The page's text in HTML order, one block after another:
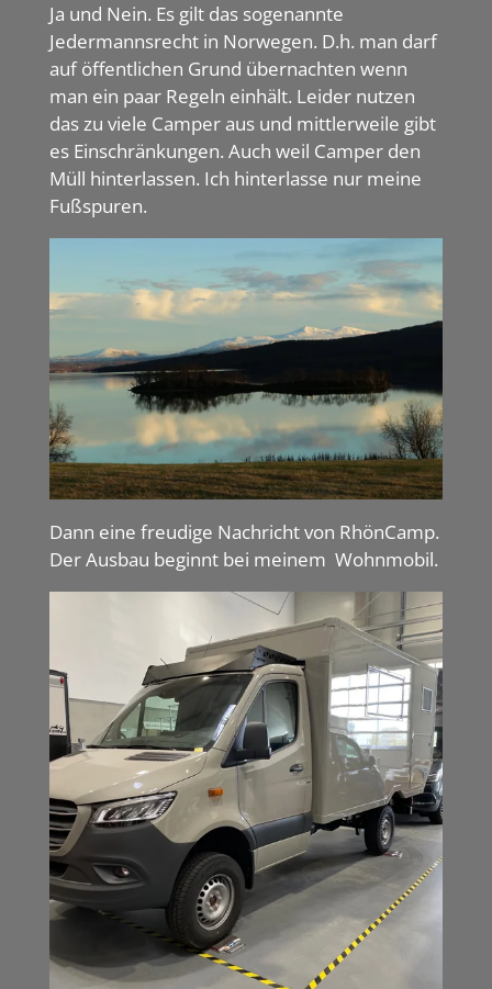
Ja und Nein. Es gilt das sogenannte
Jedermannsrecht in Norwegen. D.h. man darf
auf öffentlichen Grund übernachten wenn
man ein paar Regeln einhält. Leider nutzen
das zu viele Camper aus und mittlerweile gibt
es Einschränkungen. Auch weil Camper den
Müll hinterlassen. Ich hinterlasse nur meine
Fußspuren.
Dann eine freudige Nachricht von RhönCamp.
Der Ausbau beginnt bei meinem Wohnmobil.